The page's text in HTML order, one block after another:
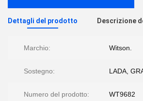
Dettagli del prodotto Descrizione
Marchio: Witson.
Sostegno: LADA,
Numero del prodotto: WT9682